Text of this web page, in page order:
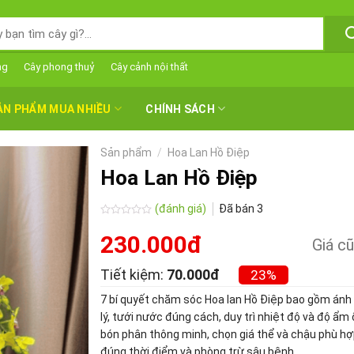
Cây phong thuỷ Cây cảnh nội thất
PHẨM MUA NHIỀU CHÍNH SÁCH
Sản phẩm / Hoa Lan Hồ Điệp
Hoa Lan Hồ Điệp
xếp
hạng
0.0
sao
(đánh giá) Đã bán3
230.000đ Giá
Tiết kiệm: 70.000đ 23%
7 bí quyết chăm sóc Hoa lan Hồ Điệp bao gồm
lý, tưới nước đúng cách, duy trì nhiệt độ và độ ẩm
bón phân thông minh, chọn giá thể và chậu phù